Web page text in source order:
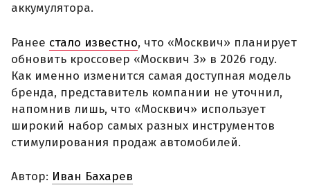
аккумулятора.
Ранее стало известно, что «Москвич» планирует
обновить кроссовер «Москвич 3» в 2026 году.
Как именно изменится самая доступная модель
бренда, представитель компании не уточнил,
напомнив лишь, что «Москвич» использует
широкий набор самых разных инструментов
стимулирования продаж автомобилей.
Автор: Иван Бахарев